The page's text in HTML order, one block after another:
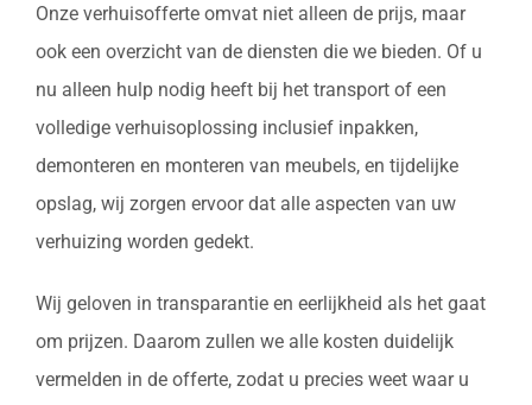
Onze verhuisofferte omvat niet alleen de prijs, maar
ook een overzicht van de diensten die we bieden. Of u
nu alleen hulp nodig heeft bij het transport of een
volledige verhuisoplossing inclusief inpakken,
demonteren en monteren van meubels, en tijdelijke
opslag, wij zorgen ervoor dat alle aspecten van uw
verhuizing worden gedekt.
Wij geloven in transparantie en eerlijkheid als het gaat
om prijzen. Daarom zullen we alle kosten duidelijk
vermelden in de offerte, zodat u precies weet waar u